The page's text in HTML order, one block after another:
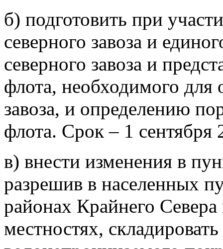
б) подготовить при
северного завоза и
северного завоза и
флота, необходимого для
завоза, и определению
флота. Срок – 1 сентября
в) внести изменения в
разрешив в населенных
районах Крайнего
местностях,